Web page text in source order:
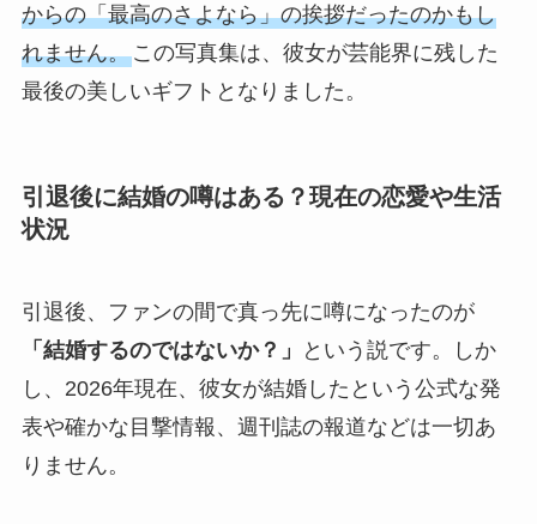
からの「最高のさよなら」の挨拶だったのかもし
れません。この写真集は、彼女が芸能界に残した
最後の美しいギフトとなりました。
引退後に結婚の噂はある？現在の恋愛や生活
状況
引退後、ファンの間で真っ先に噂になったのが
「結婚するのではないか？」
という説です。しか
し、2026年現在、彼女が結婚したという公式な発
表や確かな目撃情報、週刊誌の報道などは一切あ
りません。